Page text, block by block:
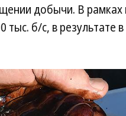
добычи. В рамках
б/c, в результате